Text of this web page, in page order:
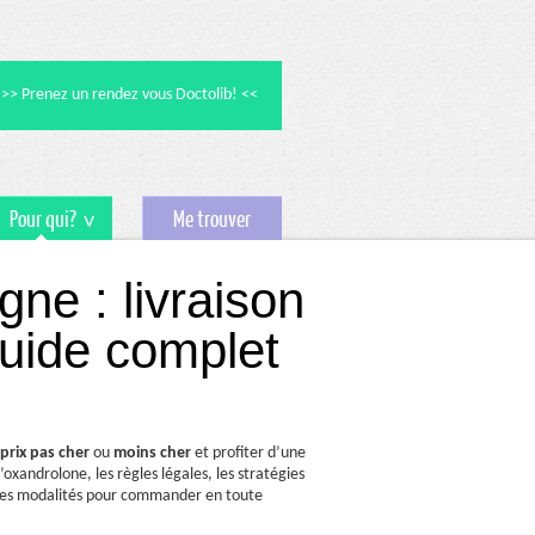
>> Prenez un rendez vous Doctolib! <<
Pour qui? Me trouver
: livraison
complet
prix pas cher ou moins cher et profiter d’une
les règles légales, les stratégies
modalités pour commander en toute